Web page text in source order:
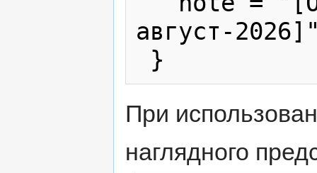
август-
При
наглядного